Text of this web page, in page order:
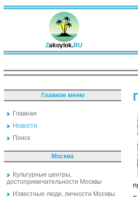
Zakoylok.RU
Главное меню
Главная
Новости
Поиск
Москва
Культурные центры,
достопримечательности Москвы
Известные люди, личности Москвы.